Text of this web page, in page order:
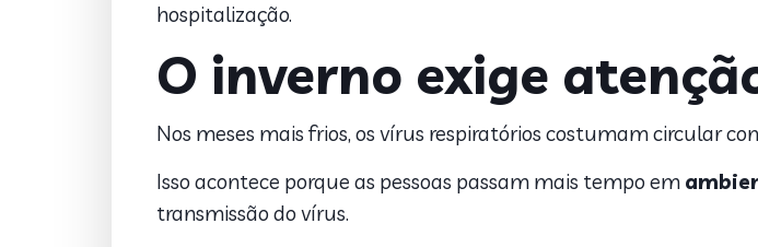
hospitalização.
O inverno exige
Nos meses mais frios, os vírus respiratórios costumam circular
Isso acontece porque as pessoas passam mais tempo em
transmissão do vírus.